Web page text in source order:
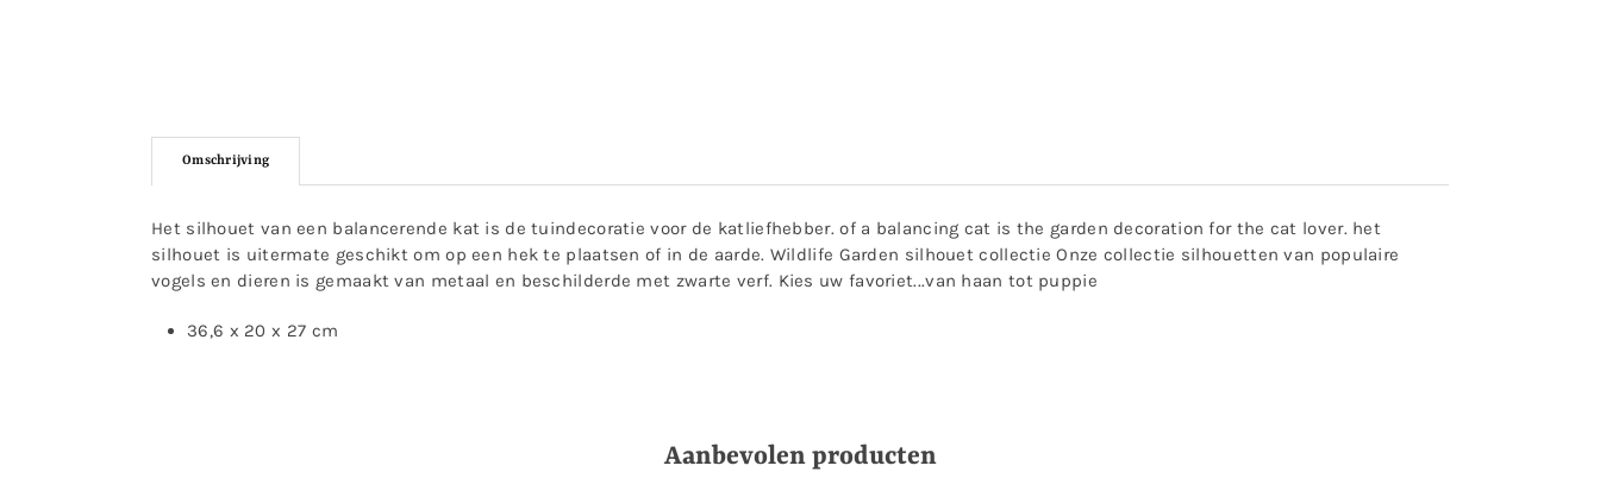
Omschrijving
Het silhouet van een balancerende kat is de tuindecoratie voor de katliefhebber. of a balancing cat is the garden decoration for the cat lover. het
silhouet is uitermate geschikt om op een hek te plaatsen of in de aarde. Wildlife Garden silhouet collectie Onze collectie silhouetten van populaire
vogels en dieren is gemaakt van metaal en beschilderde met zwarte verf. Kies uw favoriet...van haan tot puppie
36,6 x 20 x 27 cm
Aanbevolen producten